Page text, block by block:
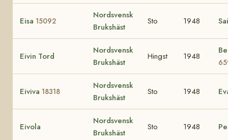
Eisa 15092
Nordsvensk
Brukshäst
Sto 1948
Eivin Tord
Nordsvensk
Brukshäst
Hingst 1948
Eiviva 18318
Nordsvensk
Brukshäst
Sto 1948
Eivola
Nordsvensk
Brukshäst
Sto 1948